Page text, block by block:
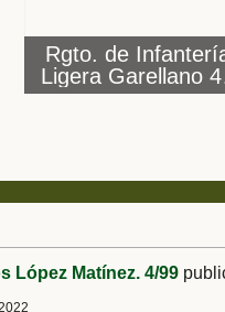
Rgto. de
Ligera Garellano
(Vizcaya) Ac.
López Matínez. 4/99